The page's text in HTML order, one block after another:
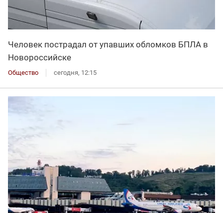
Человек пострадал от упавших обломков БПЛА в
Новороссийске
Общество сегодня, 12:15